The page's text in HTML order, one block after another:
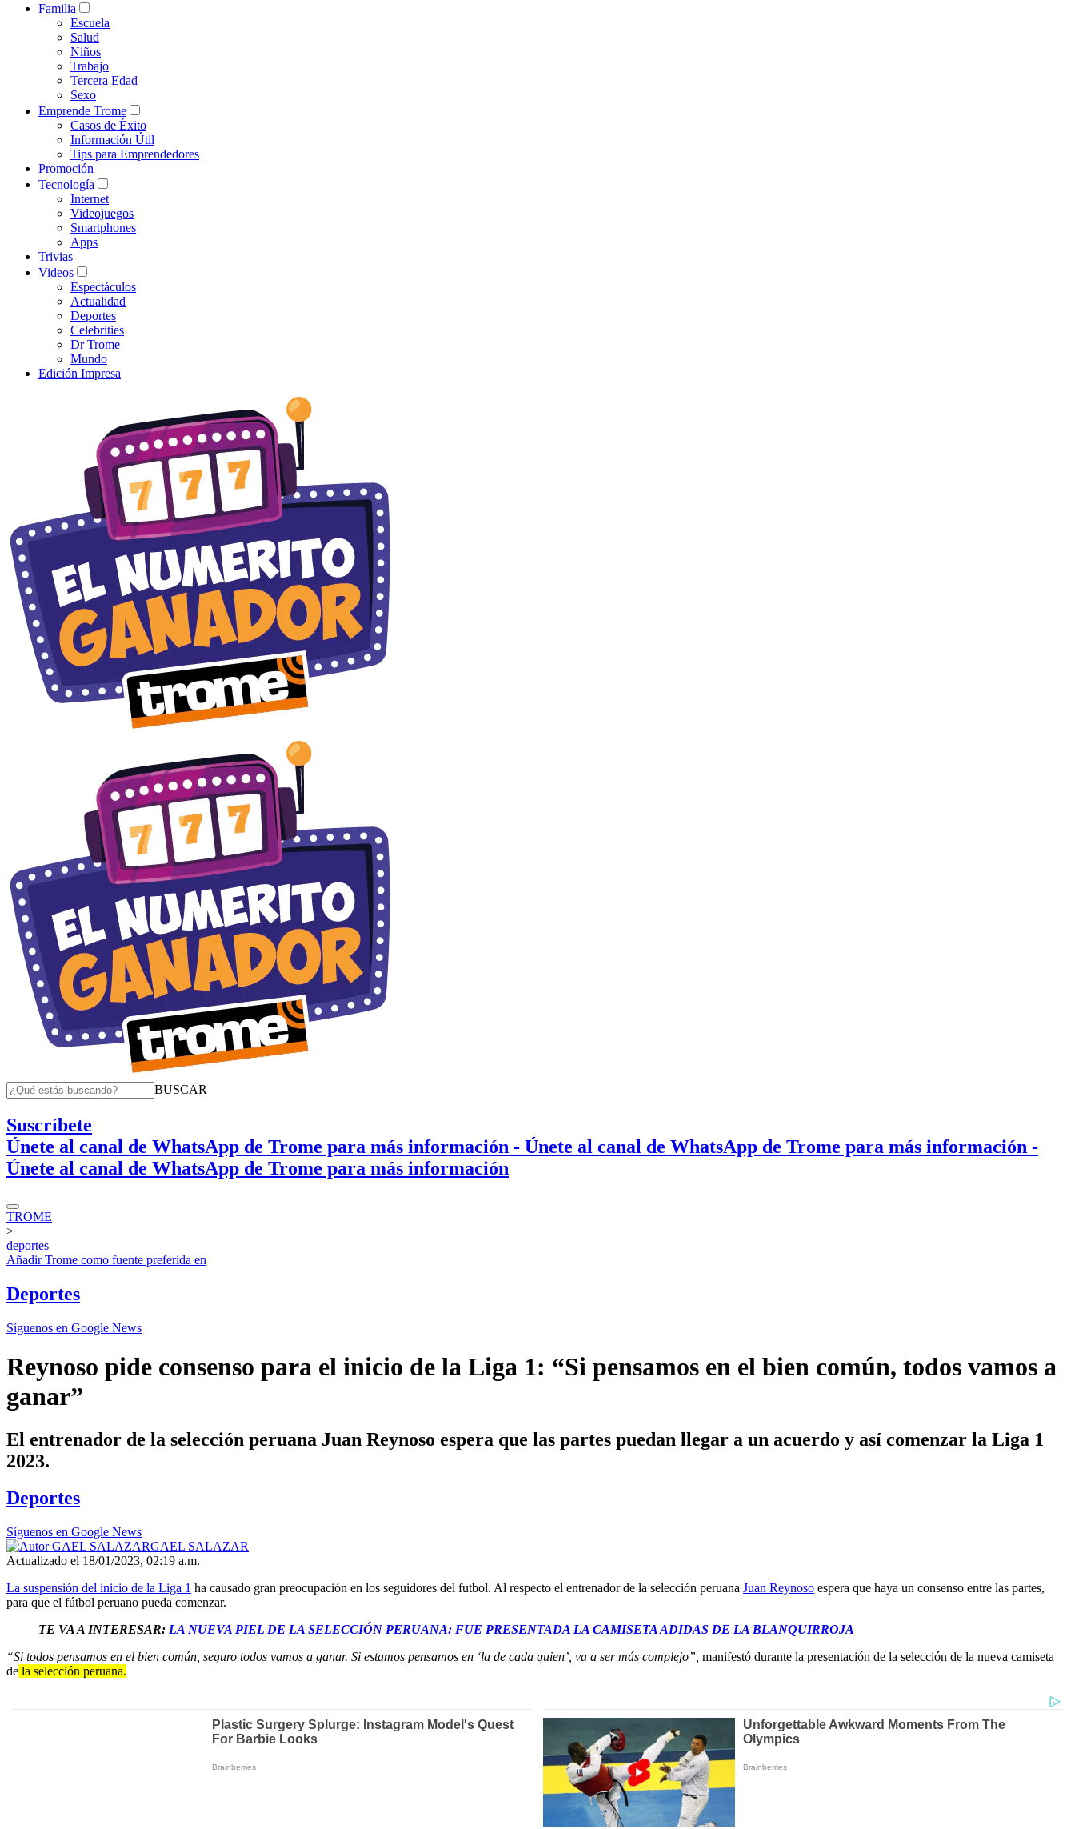
Familia
Escuela
Salud
Niños
Trabajo
Tercera Edad
Sexo
Emprende Trome
Casos de Éxito
Información Útil
Tips para Emprendedores
Promoción
Tecnología
Internet
Videojuegos
Smartphones
Apps
Trivias
Videos
Espectáculos
Actualidad
Deportes
Celebrities
Dr Trome
Mundo
Edición Impresa
BUSCAR
Suscríbete
Únete al canal de WhatsApp de Trome para más información - Únete al canal de WhatsApp de Trome para más información -
Únete al canal de WhatsApp de Trome para más información
TROME
>
deportes
AñadirTrome como fuente preferida en
Deportes
Síguenos en Google News
Reynoso pide consenso para el inicio de la Liga 1: “Si pensamos en el bien común, todos vamos a
ganar”
El entrenador de la selección peruana Juan Reynoso espera que las partes puedan llegar a un acuerdo y así comenzar la Liga 1
2023.
Deportes
Síguenos en Google News
GAEL SALAZAR
Actualizado el 18/01/2023, 02:19 a.m.
La suspensión del inicio de la Liga 1 ha causado gran preocupación en los seguidores del futbol. Al respecto el entrenador de la selección peruana Juan Reynoso espera que haya un consenso entre las partes,
para que el fútbol peruano pueda comenzar.
TE VA A INTERESAR: LA NUEVA PIEL DE LA SELECCIÓN PERUANA: FUE PRESENTADA LA CAMISETA ADIDAS DE LA BLANQUIRROJA
“Si todos pensamos en el bien común, seguro todos vamos a ganar. Si estamos pensamos en ‘la de cada quien’, va a ser más complejo”, manifestó durante la presentación de la selección de la nueva camiseta
de la selección peruana.